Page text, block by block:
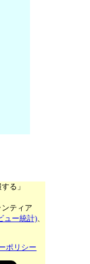
る」
ティア
ュー統計)、
ポリシー